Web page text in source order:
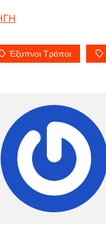
Έξυπνοι Τρόποι